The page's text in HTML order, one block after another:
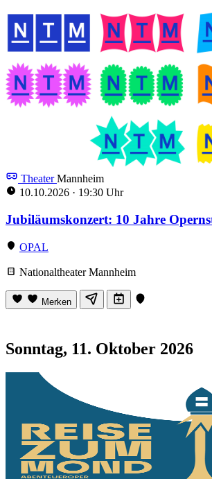
TheaterMannheim
10.10.2026 · 19:30 Uhr
Jubiläumskonzert: 10 Jahre
OPAL
Nationaltheater Mannheim
Merken
Sonntag, 11. Oktober 2026